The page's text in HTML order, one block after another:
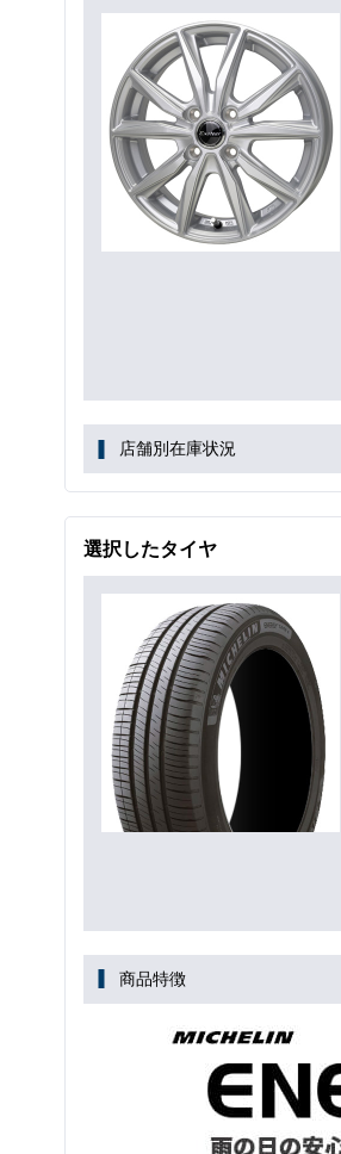
店舗別在庫状況
選択したタイヤ
商品特徴